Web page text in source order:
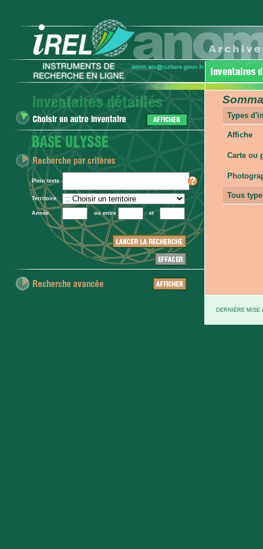
Plein texte
Territoire
Année ou entre et
Types
Affiche
Carte ou
Tous
DERNIÈRE MISE